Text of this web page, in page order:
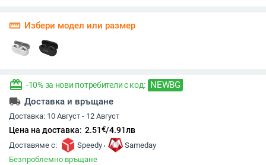
straighten Избери модел или размер
redeem -10% за нови потребители с код: NEWBG
local_shipping Доставка и връщане
Доставка: 10 Август - 12 Август
Цена на доставка: 2.51€/4.91лв
Доставяме с: Speedy ,
Sameday
Безпроблемно връщане